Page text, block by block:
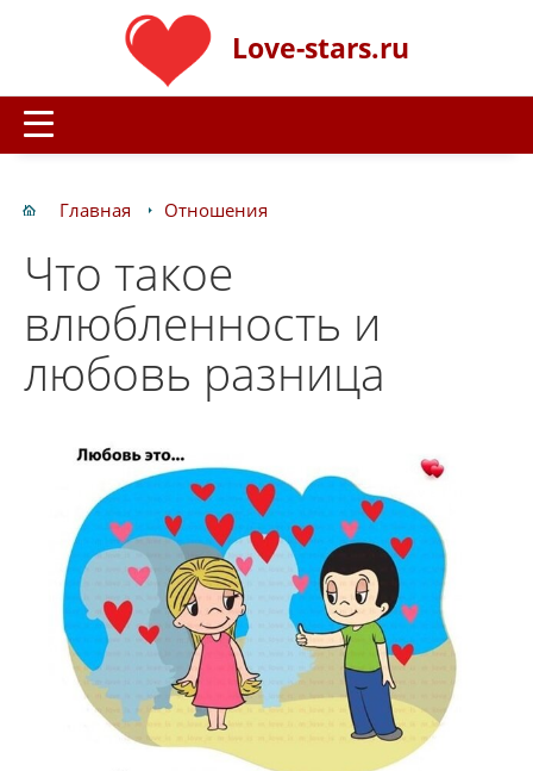
Love-stars.ru
Главная Отношения
Что такое
влюбленность и
любовь разница